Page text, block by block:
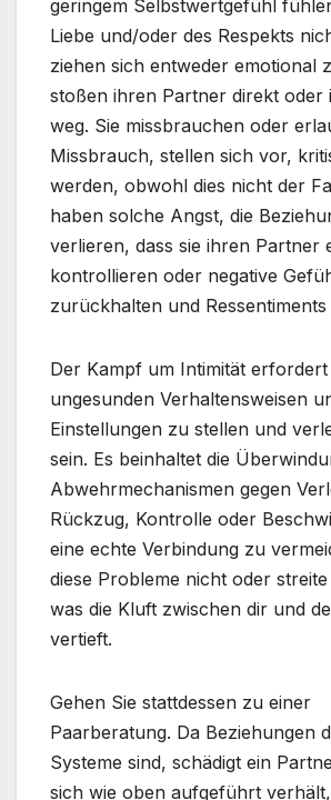
geringem Selbstwertgefühl
Liebe und/oder des Respekts
ziehen sich entweder emotional
stoßen ihren Partner direkt oder
weg. Sie missbrauchen oder
Missbrauch, stellen sich vor,
werden, obwohl dies nicht der
haben solche Angst, die
verlieren, dass sie ihren Partner
kontrollieren oder negative
zurückhalten und
Der Kampf um Intimität
ungesunden Verhaltensweisen
Einstellungen zu stellen und
sein. Es beinhaltet die
Abwehrmechanismen gegen
Rückzug, Kontrolle oder
eine echte Verbindung zu
diese Probleme nicht oder
was die Kluft zwischen dir und
vertieft.
Gehen Sie stattdessen zu einer
Paarberatung. Da Beziehungen
Systeme sind, schädigt ein
sich wie oben aufgeführt